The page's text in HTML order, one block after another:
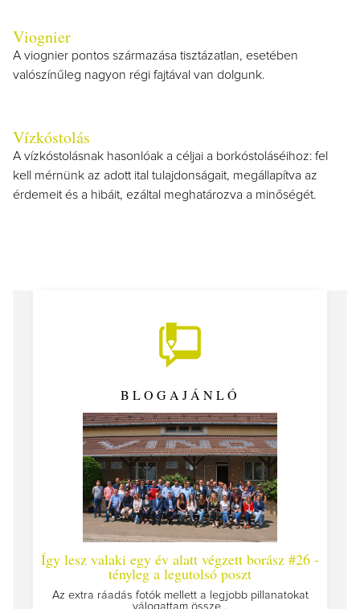
Viognier
A viognier pontos származása tisztázatlan, esetében
valószínűleg nagyon régi fajtával van dolgunk.
Vízkóstolás
A vízkóstolásnak hasonlóak a céljai a borkóstoláséihoz: fel
kell mérnünk az adott ital tulajdonságait, megállapítva az
érdemeit és a hibáit, ezáltal meghatározva a minőségét.
BLOGAJÁNLÓ
Így lesz valaki egy év alatt végzett borász #26 -
tényleg a legutolsó poszt
Az extra ráadás fotók mellett a legjobb pillanatokat
válogattam össze...